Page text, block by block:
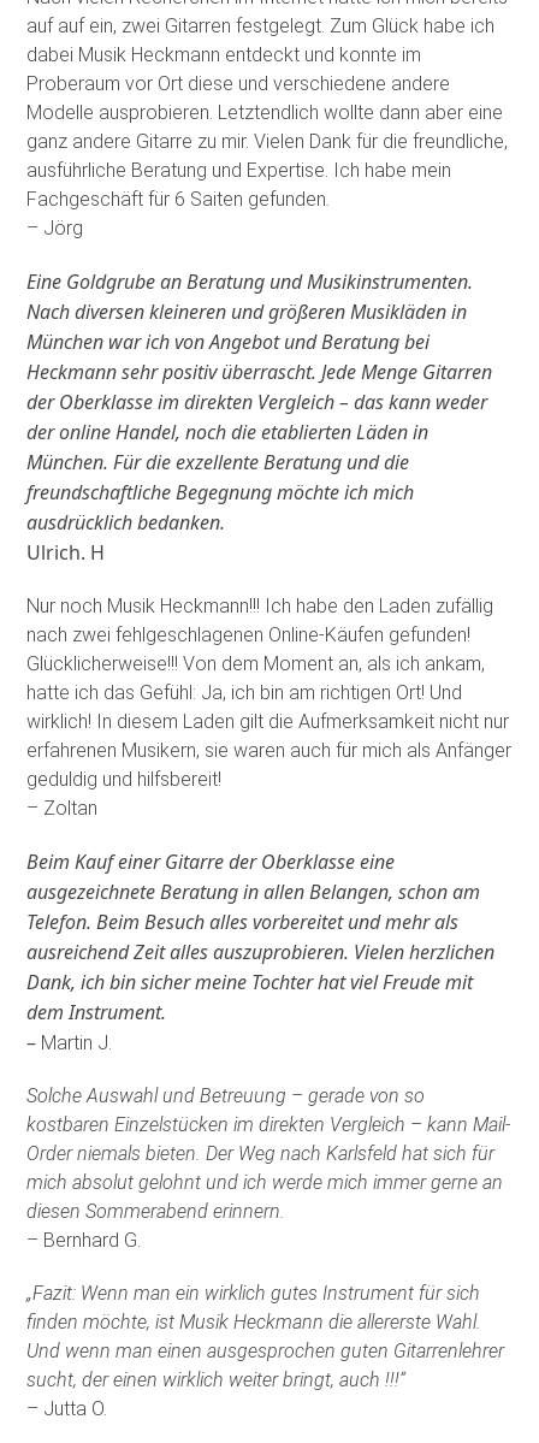
auf auf ein, zwei Gitarren festgelegt. Zum Glück habe ich
dabei Musik Heckmann entdeckt und konnte im
Proberaum vor Ort diese und verschiedene andere
Modelle ausprobieren. Letztendlich wollte dann aber eine
ganz andere Gitarre zu mir. Vielen Dank für die freundliche,
ausführliche Beratung und Expertise. Ich habe mein
Fachgeschäft für 6 Saiten gefunden
– Jörg
Eine Goldgrube an Beratung und Musikinstrumenten.
Nach diversen kleineren und größeren Musikläden in
München war ich von Angebot und Beratung bei
Heckmann sehr positiv überrascht. Jede Menge Gitarren
der Oberklasse im direkten Vergleich – das kann weder
der online Handel, noch die etablierten Läden in
München. Für die exzellente Beratung und die
freundschaftliche Begegnung möchte ich mich
ausdrücklich bedanken.
Ulrich. H
Nur noch Musik Heckmann!!! Ich habe den Laden zufällig
nach zwei fehlgeschlagenen Online-Käufen gefunden!
Glücklicherweise!!! Von dem Moment an, als ich ankam,
hatte ich das Gefühl: Ja, ich bin am richtigen Ort! Und
wirklich! In diesem Laden gilt die Aufmerksamkeit nicht nur
erfahrenen Musikern, sie waren auch für mich als Anfänger
geduldig und hilfsbereit!
– Zoltan
Beim Kauf einer Gitarre der Oberklasse eine
ausgezeichnete Beratung in allen Belangen, schon am
Telefon. Beim Besuch alles vorbereitet und mehr als
ausreichend Zeit alles auszuprobieren. Vielen herzlichen
Dank, ich bin sicher meine Tochter hat viel Freude mit
dem Instrument.
– Martin J.
Solche Auswahl und Betreuung – gerade von so
kostbaren Einzelstücken im direkten Vergleich – kann Mail-
Order niemals bieten. Der Weg nach Karlsfeld hat sich für
mich absolut gelohnt und ich werde mich immer gerne an
diesen Sommerabend erinnern.
– Bernhard G.
„Fazit: Wenn man ein wirklich gutes Instrument für sich
finden möchte, ist Musik Heckmann die allererste Wahl.
Und wenn man einen ausgesprochen guten Gitarrenlehrer
sucht, der einen wirklich weiter bringt, auch !!!“
– Jutta O.